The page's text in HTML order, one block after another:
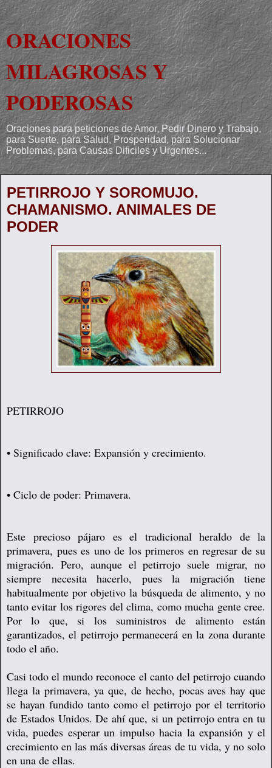
ORACIONES
MILAGROSAS Y
PODEROSAS
Oraciones para peticiones de Amor, Pedir Dinero y Trabajo,
para Suerte, para Salud, Prosperidad, para Solucionar
Problemas, para Causas Dificiles y Urgentes...
PETIRROJO Y SOROMUJO.
CHAMANISMO. ANIMALES DE
PODER
PETIRROJO
• Significado clave: Expansión y crecimiento.
• Ciclo de poder: Primavera.
Este precioso pájaro es el tradicional heraldo de la
primavera, pues es uno de los primeros en regresar de su
migración. Pero, aunque el petirrojo suele migrar, no
siempre necesita hacerlo, pues la migración tiene
habitualmente por objetivo la búsqueda de alimento, y no
tanto evitar los rigores del clima, como mucha gente cree.
Por lo que, si los suministros de alimento están
garantizados, el petirrojo permanecerá en la zona durante
todo el año.
Casi todo el mundo reconoce el canto del petirrojo cuando
llega la primavera, ya que, de hecho, pocas aves hay que
se hayan fundido tanto como el petirrojo por el territorio
de Estados Unidos. De ahí que, si un petirrojo entra en tu
vida, puedes esperar un impulso hacia la expansión y el
crecimiento en las más diversas áreas de tu vida, y no solo
en una de ellas.